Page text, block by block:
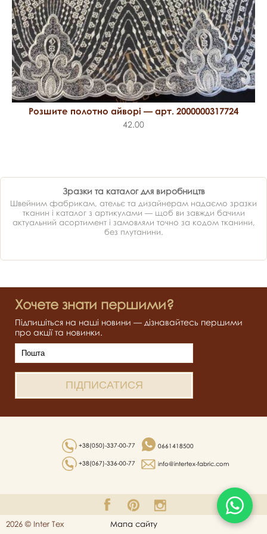
Розшите полотно айворі — арт. 2000000317724
42.00
Зразки та каталог для виробництв
Швейним фабрикам, ательє та дизайнерам надаємо зразки
тканин і каталог з артикулами — щоб ви завжди бачили
актуальний асортимент і замовляли точно за кодом тканини,
без плутанини.
Хочете знати першими?
Підпишіться на наші новини — дізнавайтесь першими
про акції та новинки.
+38(050)-337-00-77
+38(067)-336-00-77
0661418500
info@intertex-fabric.com
2026 © Inter Tex Мапа сайту